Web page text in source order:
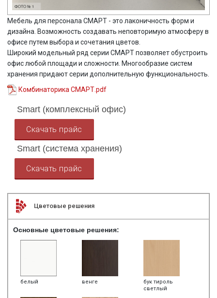
Мебель для персонала СМАРТ - это лаконичность форм и
дизайна. Возможность создавать неповторимую атмосферу в
офисе путем выбора и сочетания цветов.
Широкий модельный ряд серии СМАРТ позволяет обустроить
офис любой площади и сложности. Многообразие систем
хранения придают серии дополнительную функциональность.
Комбинаторика СМАРТ.pdf
Smart (комплексный офис)
Скачать прайс
Smart (система хранения)
Скачать прайс
Цветовые решения
Основные цветовые решения:
белый венге
бук тироль
светлый